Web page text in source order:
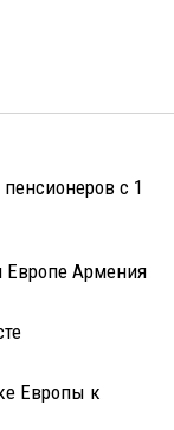
с 1
Европе Армения
Европы к